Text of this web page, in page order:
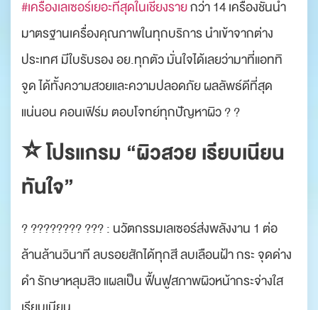
#เครื่องเลเซอร์เยอะที่สุดในเชียงรายกว่า 14 เครื่องชั้นนำ
มาตรฐานเครื่องคุณภาพในทุกบริการ นำเข้าจากต่าง
ประเทศ มีใบรับรอง อย.ทุกตัว มั่นใจได้เลยว่ามาที่แอททิ
จูด ได้ทั้งความสวยและความปลอดภัย ผลลัพธ์ดีที่สุด
แน่นอน คอนเฟิร์ม ตอบโจทย์ทุกปัญหาผิว ? ?
⭐️ โปรแกรม “ผิวสวย เรียบเนียน
ทันใจ”
? ???????? ??? : นวัตกรรมเลเซอร์ส่งพลังงาน 1 ต่อ
ล้านล้านวินาที ลบรอยสักได้ทุกสี ลบเลือนฝ้า กระ จุดด่าง
ดำ รักษาหลุมสิว แผลเป็น ฟื้นฟูสภาพผิวหน้ากระจ่างใส